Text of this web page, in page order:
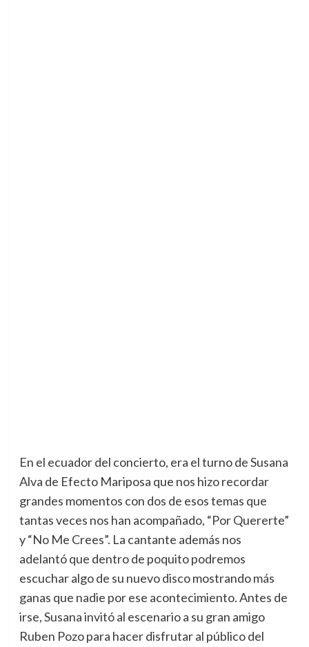
En el ecuador del concierto, era el turno de Susana
Alva de Efecto Mariposa que nos hizo recordar
grandes momentos con dos de esos temas que
tantas veces nos han acompañado, “Por Quererte”
y “No Me Crees”. La cantante además nos
adelantó que dentro de poquito podremos
escuchar algo de su nuevo disco mostrando más
ganas que nadie por ese acontecimiento. Antes de
irse, Susana invitó al escenario a su gran amigo
Ruben Pozo para hacer disfrutar al público del